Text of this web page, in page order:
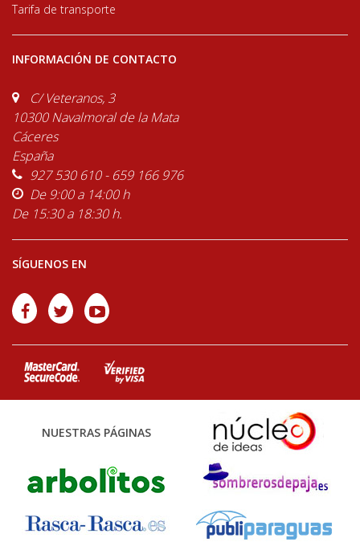
Tarifa de transporte
INFORMACIÓN DE CONTACTO
C/ Veteranos, 3
10300 Navalmoral de la Mata
Cáceres
España
927 530 610 - 659 166 976
De 9:00 a 14:00 h
De 15:30 a 18:30 h.
SÍGUENOS EN
NUESTRAS PÁGINAS